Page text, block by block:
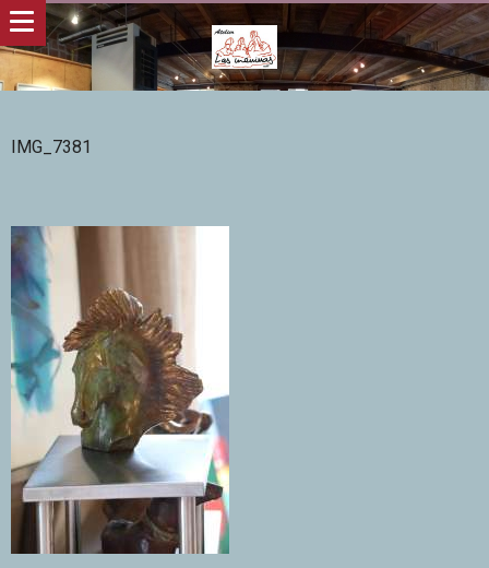
IMG_7381